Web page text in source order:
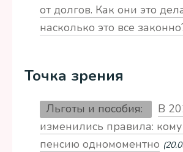
от долгов. Как они это
насколько это все
Точка зрения
Льготы и пособия:
В
изменились правила:
пенсию одномоментно